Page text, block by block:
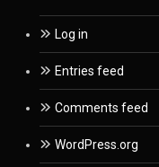
Log in
Entries feed
Comments feed
WordPress.org